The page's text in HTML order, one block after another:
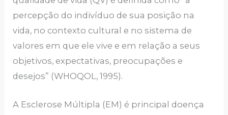
percepção do indivíduo de sua posição na
vida, no contexto cultural e no sistema de
valores em que ele vive e em relação a seus
objetivos, expectativas, preocupações e
desejos” (WHOQOL, 1995).
A Esclerose Múltipla (EM) é principal doença